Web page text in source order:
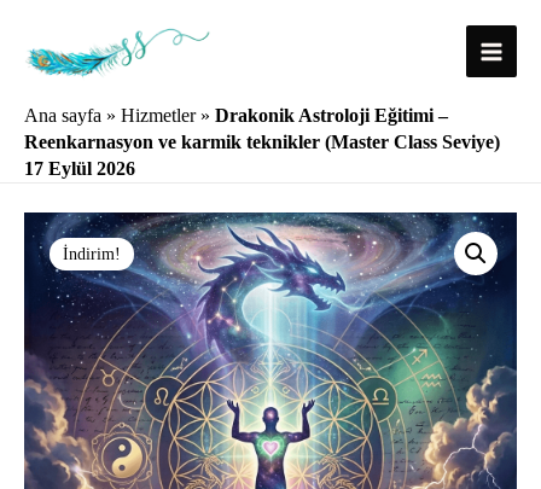
Main
Ana sayfa » Hizmetler» Drakonik Astroloji Eğitimi –
Reenkarnasyon ve karmik teknikler (Master Class Seviye)
17 Eylül 2026
İndirim!